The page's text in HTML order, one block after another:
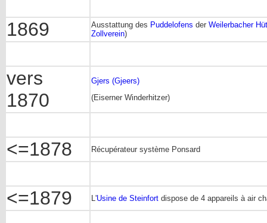
1869 Ausstattung des Puddelofens der Weilerbacher
Zollverein)
vers
1870
Gjers (Gjeers)
(Eiserner Winderhitzer)
<=1878 Récupérateur système Ponsard
<=1879 L'Usine de Steinfort dispose de 4 appareils à air